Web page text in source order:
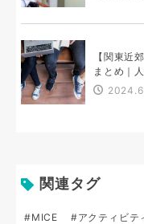
【関東近
まとめ｜
関連タグ
#MICE #アクティビテ